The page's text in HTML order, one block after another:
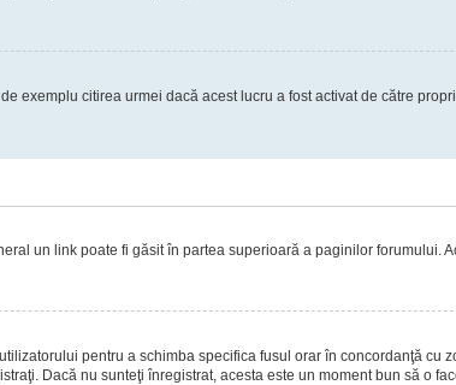
exemplu citirea urmei dacă acest lucru a fost activat de către
un link poate fi găsit în partea superioară a paginilor forumului.
pentru a schimba specifica fusul orar în concordanţă cu
Dacă nu sunteţi înregistrat, acesta este un moment bun să o